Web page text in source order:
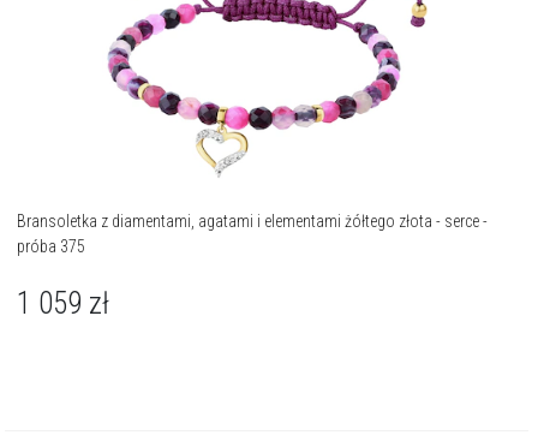
Bransoletka z diamentami, agatami i elementami żółtego złota - serce -
próba 375
1 059 zł